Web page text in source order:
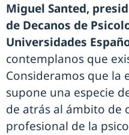
Miguel Santed,
de Decanos de
Universidades
contemplanos que
Consideramos que la
supone una especie
de atrás al ámbito de
profesional de la